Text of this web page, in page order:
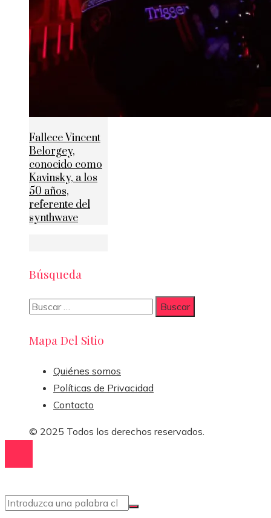
Fallece Vincent
Belorgey,
conocido como
Kavinsky, a los
50 años,
referente del
synthwave
Búsqueda
Buscar:
Mapa Del Sitio
Quiénes somos
Políticas de Privacidad
Contacto
© 2025 Todos los derechos reservados.